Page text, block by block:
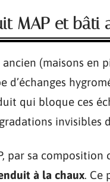
MAP et bâti
ancien (maisons en
d’échanges
qui bloque ces
invisibles
par sa composition
à la chaux. Ce